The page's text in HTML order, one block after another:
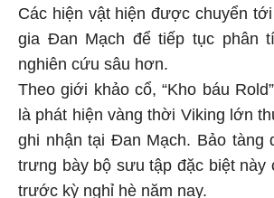
Các hiện vật hiện được chuyển
gia Đan Mạch để tiếp tục phân
nghiên cứu sâu hơn.
Theo giới khảo cổ, “Kho báu
là phát hiện vàng thời Viking lớn
ghi nhận tại Đan Mạch. Bảo tàng
trưng bày bộ sưu tập đặc biệt này
trước kỳ nghỉ hè năm nay.